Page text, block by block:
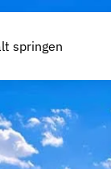
springen